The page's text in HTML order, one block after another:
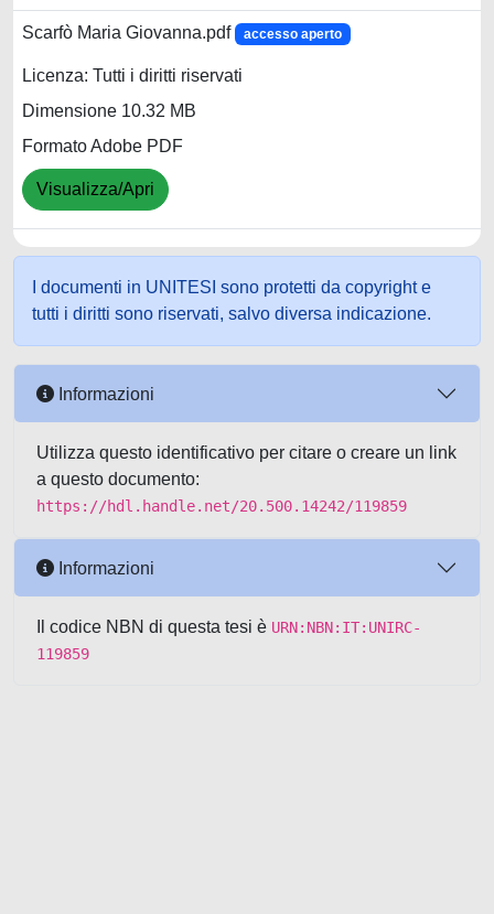
Scarfò Maria Giovanna.pdf accesso aperto
Licenza: Tutti i diritti riservati
Dimensione 10.32 MB
Formato Adobe PDF
Visualizza/Apri
I documenti in UNITESI sono protetti da copyright e
tutti i diritti sono riservati, salvo diversa indicazione.
Informazioni
Utilizza questo identificativo per citare o creare un link
a questo documento:
https://hdl.handle.net/20.500.14242/119859
Informazioni
Il codice NBN di questa tesi è URN:NBN:IT:UNIRC-
119859